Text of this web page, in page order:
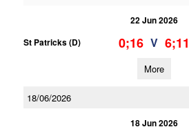
22 Jun 2026
St Patricks (D)
0;16 V 6;11
More
18/06/2026
18 Jun 2026